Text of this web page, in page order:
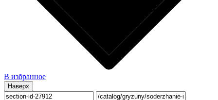
В избранное
Наверх